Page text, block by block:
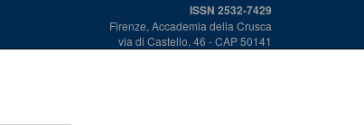
ISSN 2532-7429
Firenze, Accademia della Crusca
via di Castello, 46 - CAP 50141